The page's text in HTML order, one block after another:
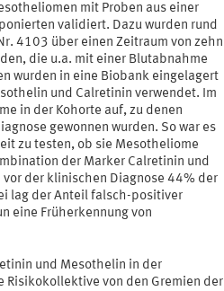
mit Proben aus einer
validiert. Dazu wurden rund
4103 über einen Zeitraum von zehn
die u.a. mit einer Blutabnahme
wurden in eine Biobank eingelagert
und Calretinin verwendet. Im
in der Kohorte auf, zu denen
gewonnen wurden. So war es
zu testen, ob sie Mesotheliome
der Marker Calretinin und
der klinischen Diagnose 44% der
lag der Anteil falsch-positiver
eine Früherkennung von
und Mesothelin in der
Risikokollektive von den Gremien der